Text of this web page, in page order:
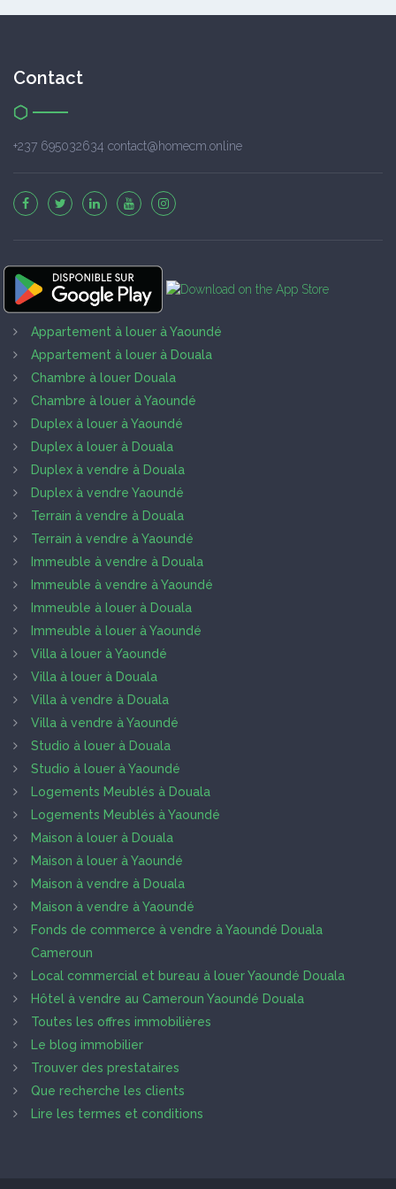
Contact
+237 695032634 contact@homecm.online
Appartement à louer à Yaoundé
Appartement à louer à Douala
Chambre à louer Douala
Chambre à louer à Yaoundé
Duplex à louer à Yaoundé
Duplex à louer à Douala
Duplex à vendre à Douala
Duplex à vendre Yaoundé
Terrain à vendre à Douala
Terrain à vendre à Yaoundé
Immeuble à vendre à Douala
Immeuble à vendre à Yaoundé
Immeuble à louer à Douala
Immeuble à louer à Yaoundé
Villa à louer à Yaoundé
Villa à louer à Douala
Villa à vendre à Douala
Villa à vendre à Yaoundé
Studio à louer à Douala
Studio à louer à Yaoundé
Logements Meublés à Douala
Logements Meublés à Yaoundé
Maison à louer à Douala
Maison à louer à Yaoundé
Maison à vendre à Douala
Maison à vendre à Yaoundé
Fonds de commerce à vendre à Yaoundé Douala
Cameroun
Local commercial et bureau à louer Yaoundé Douala
Hôtel à vendre au Cameroun Yaoundé Douala
Toutes les offres immobilières
Le blog immobilier
Trouver des prestataires
Que recherche les clients
Lire les termes et conditions